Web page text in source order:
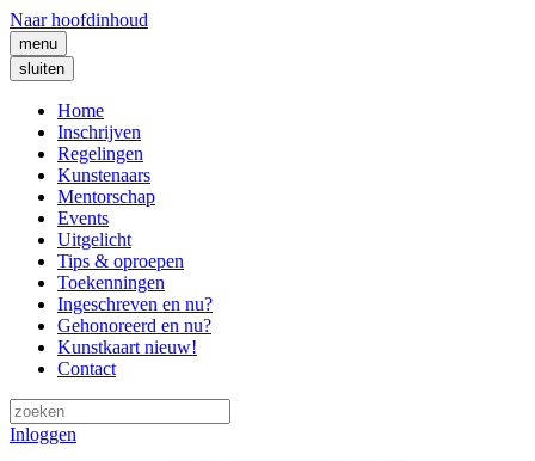
Naar hoofdinhoud
menu
sluiten
Home
Inschrijven
Regelingen
Kunstenaars
Mentorschap
Events
Uitgelicht
Tips & oproepen
Toekenningen
Ingeschreven en nu?
Gehonoreerd en nu?
Kunstkaart nieuw!
Contact
Inloggen